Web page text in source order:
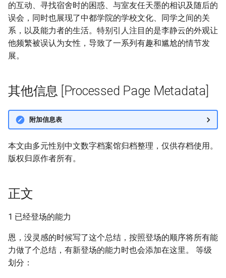
的互动、寻找宿舍时的困惑、与室友任天墨的相识及随后的
误会，同时也展现了中都学院的学校文化、同学之间的关
系，以及能力者的生活。特别引人注目的是李静云的外观让
他频繁被误认为女性，导致了一系列有趣和尴尬的情节发
展。
其他信息 [Processed Page Metadata]
附加信息表
本文由多元性别中文数字档案馆归档整理，仅供存档使用。
版权归原作者所有。
正文
1 已经登场的能力
恩，没灵感的时候写了这个总结，按照登场的顺序将所有能
力做了个总结，有新登场的能力时也会添加在这里。 等级
划分：